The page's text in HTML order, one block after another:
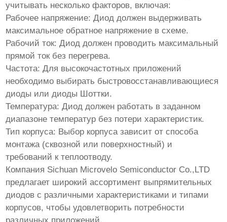
учитывать несколько факторов, включая:
Рабочее напряжение: Диод должен выдерживать
максимальное обратное напряжение в схеме.
Рабочий ток: Диод должен проводить максимальный
прямой ток без перегрева.
Частота: Для высокочастотных приложений
необходимо выбирать быстровосстанавливающиеся
диоды или диоды Шоттки.
Температура: Диод должен работать в заданном
диапазоне температур без потери характеристик.
Тип корпуса: Выбор корпуса зависит от способа
монтажа (сквозной или поверхностный) и
требований к теплоотводу.
Компания Sichuan Microvelo Semiconductor Co.,LTD
предлагает широкий ассортимент выпрямительных
диодов с различными характеристиками и типами
корпусов, чтобы удовлетворить потребности